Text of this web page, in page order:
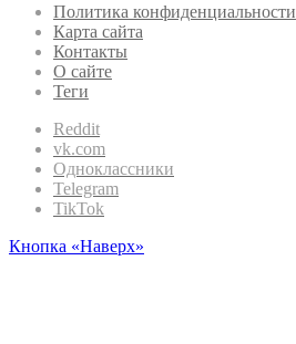
Политика конфиденциальности
Карта сайта
Контакты
О сайте
Теги
Reddit
vk.com
Одноклассники
Telegram
TikTok
Кнопка «Наверх»